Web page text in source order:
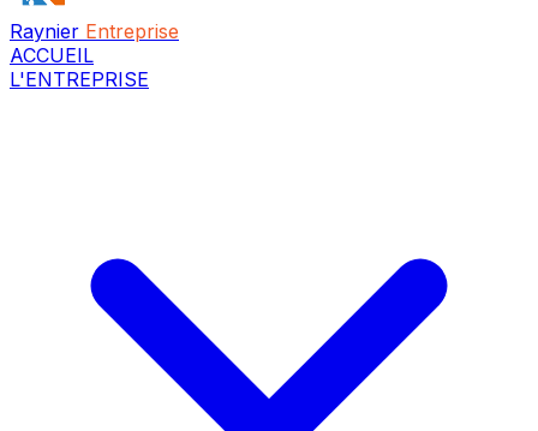
Raynier Entreprise
ACCUEIL
L'ENTREPRISE